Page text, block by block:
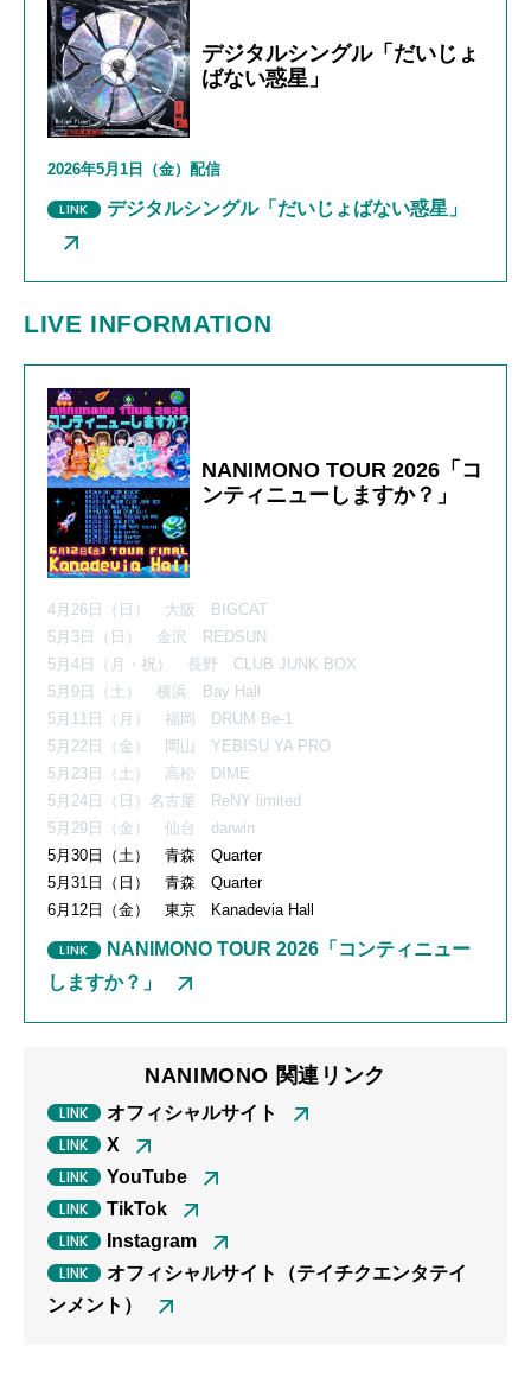
デジタルシングル「だいじょ
ばない惑星」
2026年5月 1 日（金）配信
デジタルシングル「だいじょばない惑星」
LIVE INFORMATION
NANIMONO TOUR 2026「コ
ンティニューしますか？」
4月26日（日） 大阪 BIGCAT
5月3日（日） 金沢 REDSUN
5月4日（月・祝） 長野 CLUB JUNK BOX
5月9日（土） 横浜 Bay Hall
5月11日（月） 福岡 DRUM Be-1
5月22日（金） 岡山 YEBISU YA PRO
5月23日（土） 高松 DIME
5月24日（日）名古屋 ReNY limited
5月29日（金） 仙台 darwin
5月30日（土） 青森 Quarter
5月31日（日） 青森 Quarter
6月12日（金） 東京 Kanadevia Hall
NANIMONO TOUR 2026「コンティニュー
しますか？」
NANIMONO 関連リンク
オフィシャルサイト
X
YouTube
TikTok
Instagram
オフィシャルサイト（テイチクエンタテイ
ンメント）